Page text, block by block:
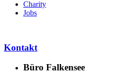
Charity
Jobs
Kontakt
Büro Falkensee